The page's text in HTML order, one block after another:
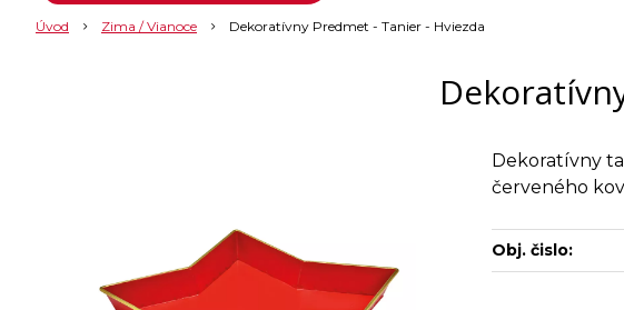
Úvod Zima / Vianoce Dekoratívny Predmet - Tanier - Hviezda
Dekoratívny
červeného
Obj. čislo: